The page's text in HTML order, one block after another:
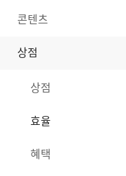
콘텐츠
상점
상점
효율
혜택